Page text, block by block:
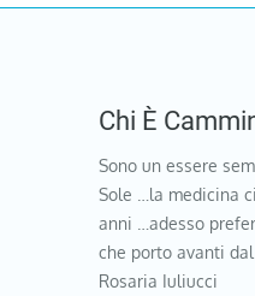
Chi È
Sono un essere
Sole …la medicina
anni …adesso
che porto avanti
Rosaria Iuliucci